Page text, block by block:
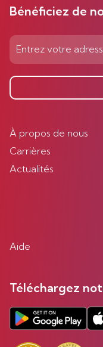
Bénéficiez de
À propos de nous
Carrières
Actualités
Aide
Téléchargez